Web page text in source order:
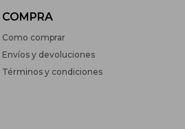
COMPRA
Como comprar
Envíos y devoluciones
Términos y condiciones